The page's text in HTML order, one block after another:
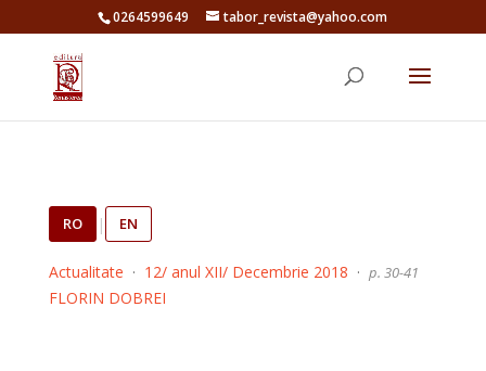
0264599649 tabor_revista@yahoo.com
RO | EN
Actualitate · 12/ anul XII/ Decembrie 2018 · p. 30-41
FLORIN DOBREI